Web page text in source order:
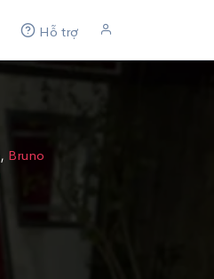
Hỗ trợ
, Bruno